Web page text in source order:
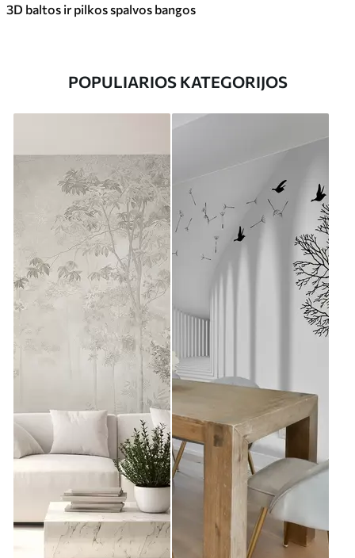
3D baltos ir pilkos spalvos bangos
POPULIARIOS KATEGORIJOS